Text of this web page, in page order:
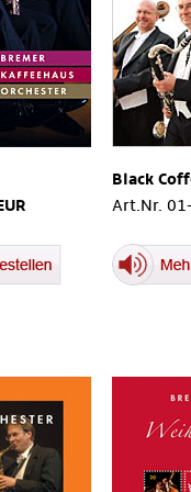
Black
Art.Nr.